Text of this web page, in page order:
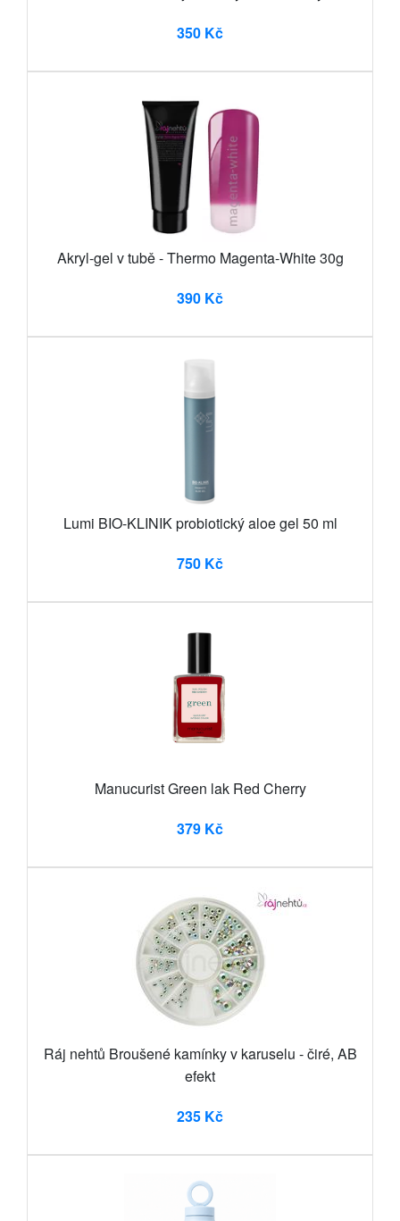
350 Kč
Akryl-gel v tubě - Thermo Magenta-White 30g
390 Kč
Lumi BIO-KLINIK probiotický aloe gel 50 ml
750 Kč
Manucurist Green lak Red Cherry
379 Kč
Ráj nehtů Broušené kamínky v karuselu - čiré, AB
efekt
235 Kč